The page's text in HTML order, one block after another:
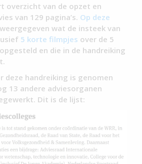
overzicht van de opzet en
van 129 pagina’s. Op deze
wat de insteek van
5 korte filmpjes over de 5
en die in de handreiking
deze handreiking is genomen
13 andere adviesorganen
Dit is de lijst: